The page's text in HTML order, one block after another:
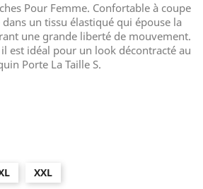
Pour Femme. Confortable à coupe
un tissu élastiqué qui épouse la
une grande liberté de mouvement.
est idéal pour un look décontracté au
Porte La Taille S.
XXL